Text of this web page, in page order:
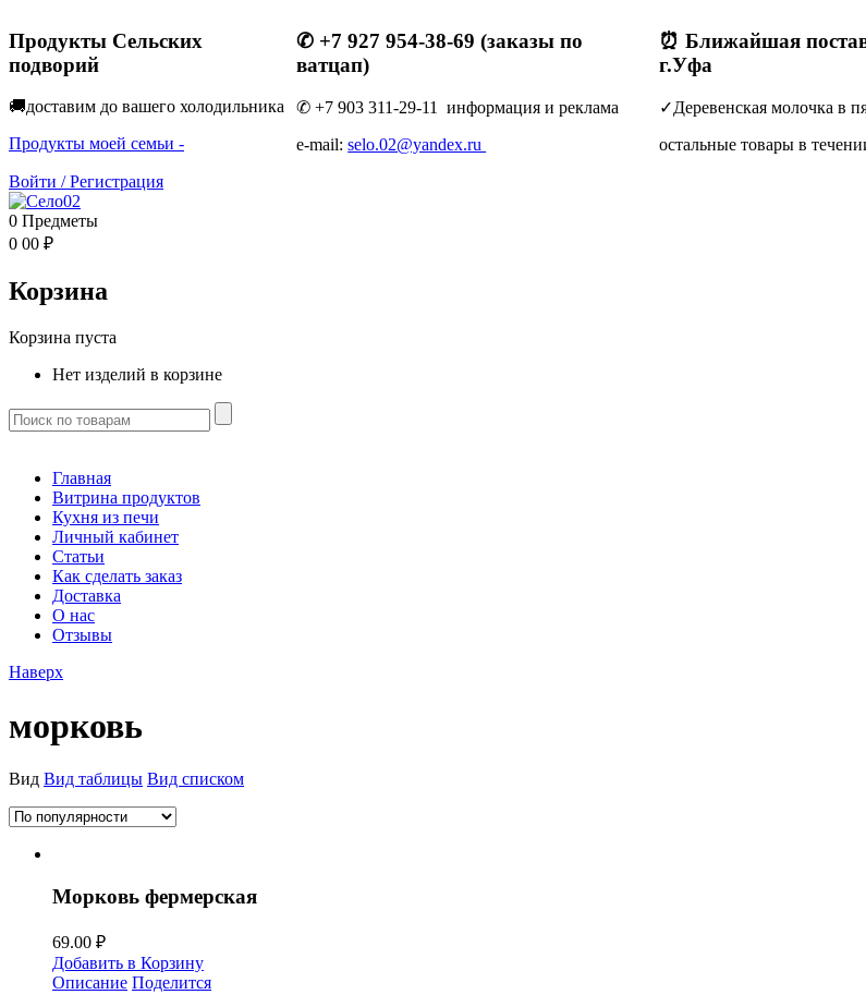
Продукты Сельских
подворий
🚚доставим до вашего холодильника
Продукты моей семьи -
✆ +7 927 954-38-69 (заказы по
ватцап)
✆ +7 903 311-29-11 информация и реклама
e-mail:selo.02@yandex.ru
⏰ Ближайшая
г.Уфа
✓Деревенская молочка в
остальные товары в
Войти /Регистрация
0 Предметы
0 00 ₽
Корзина
Корзина пуста
Нет изделий в корзине
Главная
Витрина продуктов
Кухня из печи
Личный кабинет
Статьи
Как сделать заказ
Доставка
О нас
Отзывы
Наверх
морковь
Вид Вид таблицы Вид списком
Морковь фермерская
69.00 ₽
Добавить в Корзину
Описание Поделится